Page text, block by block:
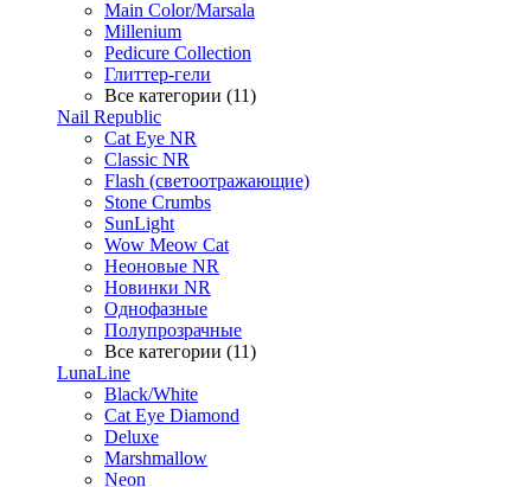
Main Color/Marsala
Millenium
Pedicure Collection
Глиттер-гели
Все категории (11)
Nail Republic
Cat Eye NR
Classic NR
Flash (светоотражающие)
Stone Crumbs
SunLight
Wow Meow Cat
Неоновые NR
Новинки NR
Однофазные
Полупрозрачные
Все категории (11)
LunaLine
Black/White
Cat Eye Diamond
Deluxe
Marshmallow
Neon